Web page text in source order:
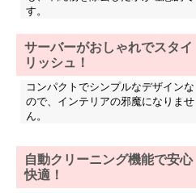
す。
サーバーがおしゃれでスタイ
リッシュ！
コンパクトでシンプルなデザインな
ので、インテリアの邪魔になりませ
ん。
自動クリーニング機能で安心
快適！